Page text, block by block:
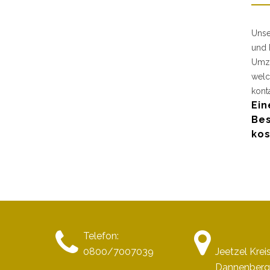
und
Telefon:
0800/7007039
Jeetzel
Dannenberg